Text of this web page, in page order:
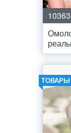
10363
ТОВАРЫ